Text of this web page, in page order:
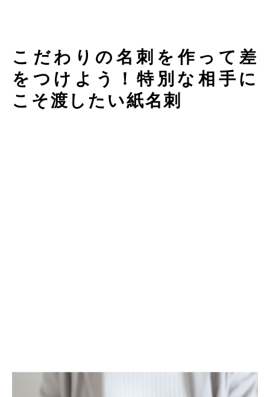
こだわりの名刺を作って差
をつけよう！特別な相手に
こそ渡したい紙名刺